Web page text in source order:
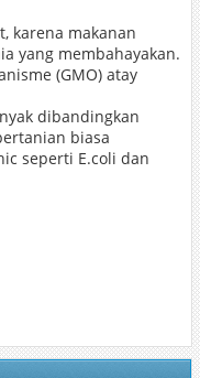
karena makanan
yang membahayakan.
(GMO) atay
dibandingkan
biasa
seperti E.coli dan